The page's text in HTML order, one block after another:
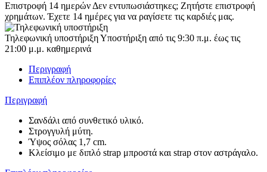
Επιστροφή 14 ημερών Δεν εντυπωσιάστηκες; Ζητήστε επιστροφή
χρημάτων. Έχετε 14 ημέρες για να ραγίσετε τις καρδιές μας.
Τηλεφωνική υποστήριξηΥποστήριξη από τις 9:30 π.μ. έως τις
21:00 μ.μ. καθημερινά
Περιγραφή
Επιπλέον πληροφορίες
Περιγραφή
Σανδάλι από συνθετικό υλικό.
Στρογγυλή μύτη.
Ύψος σόλας 1,7 cm.
Κλείσιμο με διπλό strap μπροστά και strap στον αστράγαλο.